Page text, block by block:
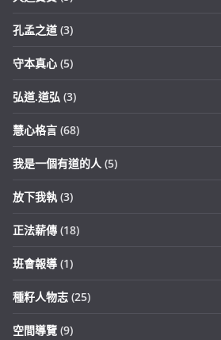
孔孟之道 (3)
守本真心 (5)
弘道.道弘 (3)
慧心格言 (68)
我是一個有道的人 (5)
放下我執 (3)
正法薪傳 (18)
班會報導 (1)
種籽人物志 (25)
空間導覽 (9)